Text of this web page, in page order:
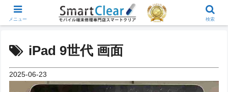
iPad 9世代 画面
2025-06-23
メニュー 検索